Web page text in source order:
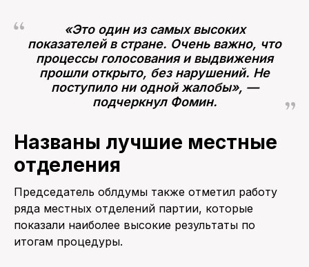
«Это один из самых высоких
показателей в стране. Очень важно, что
процессы голосования и выдвижения
прошли открыто, без нарушений. Не
поступило ни одной жалобы», —
подчеркнул Фомин.
Названы лучшие местные
отделения
Председатель облдумы также отметил работу
ряда местных отделений партии, которые
показали наиболее высокие результаты по
итогам процедуры.